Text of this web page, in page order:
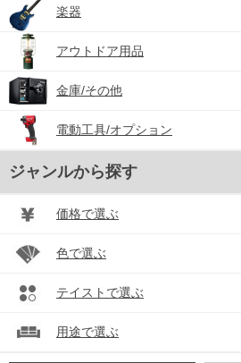
楽器
アウトドア用品
金庫/その他
電動工具/オプション
ジャンルから探す
価格で選ぶ
色で選ぶ
テイストで選ぶ
用途で選ぶ